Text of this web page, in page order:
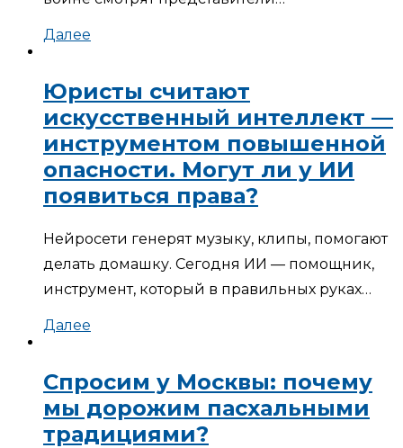
Далее
Юристы считают
искусственный интеллект —
инструментом повышенной
опасности. Могут ли у ИИ
появиться права?
Нейросети генерят музыку, клипы, помогают
делать домашку. Сегодня ИИ — помощник,
инструмент, который в правильных руках…
Далее
Спросим у Москвы: почему
мы дорожим пасхальными
традициями?